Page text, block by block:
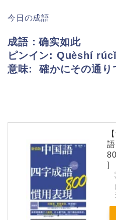
今日の成語
成語：确实如此
ピンイン: Quèshí
意味: 確かにその通り
]